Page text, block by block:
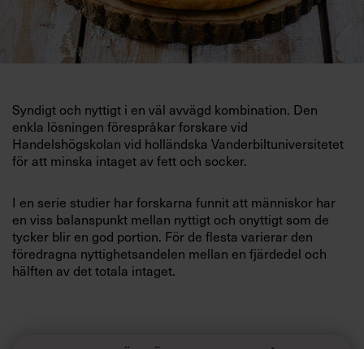
Prenumerera
Syndigt och nyttigt i en väl avvägd kombination. Den
enkla lösningen förespråkar forskare vid
Handelshögskolan vid holländska Vanderbiltuniversitetet
för att minska intaget av fett och socker.
I en serie studier har forskarna funnit att människor har
en viss balanspunkt mellan nyttigt och onyttigt som de
tycker blir en god portion. För de flesta varierar den
föredragna nyttighetsandelen mellan en fjärdedel och
hälften av det totala intaget.